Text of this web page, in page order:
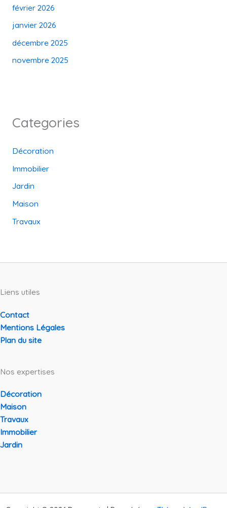
février 2026
janvier 2026
décembre 2025
novembre 2025
Categories
Décoration
Immobilier
Jardin
Maison
Travaux
Liens utiles
Contact
Mentions Légales
Plan du site
Nos expertises
Décoration
Maison
Travaux
Immobilier
Jardin